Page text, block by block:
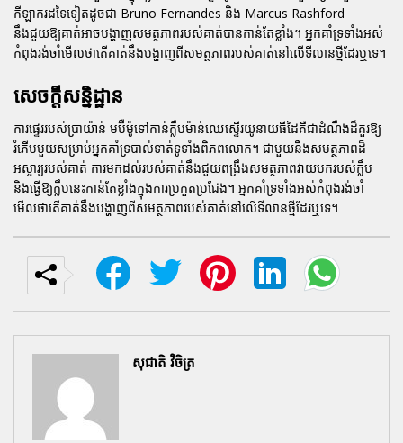
កីឡាករដទៃទៀតដូចជា Bruno Fernandes និង Marcus Rashford
នឹងជួយឱ្យគាត់អាចបង្ហាញសមត្ថភាពរបស់គាត់បានកាន់តែខ្លាំង។ អ្នកគាំទ្រទាំងអស់
កំពុងរង់ចាំមើលថាតើគាត់នឹងបង្ហាញពីសមត្ថភាពរបស់គាត់នៅលើទីលានថ្មីដែរឬទេ។
សេចក្តីសន្និដ្ឋាន
ការផ្ទេររបស់ប្រាយ៉ាន់ មប៊ឺម៉ូទៅកាន់ក្លឹបម៉ាន់ឈេស្ទើរយូនាយធីដៃគឺជាដំណឹងដ៏គួរឱ្យ
រំភើបមួយសម្រាប់អ្នកគាំទ្របាល់ទាត់ទូទាំងពិភពលោក។ ជាមួយនឹងសមត្ថភាពដ៏
អស្ចារ្យរបស់គាត់ ការមកដល់របស់គាត់នឹងជួយពង្រឹងសមត្ថភាពវាយបករបស់ក្លឹប
និងធ្វើឱ្យក្លឹបនេះកាន់តែខ្លាំងក្នុងការប្រកួតប្រជែង។ អ្នកគាំទ្រទាំងអស់កំពុងរង់ចាំ
មើលថាតើគាត់នឹងបង្ហាញពីសមត្ថភាពរបស់គាត់នៅលើទីលានថ្មីដែរឬទេ។
សុជាតិ វិចិត្រ